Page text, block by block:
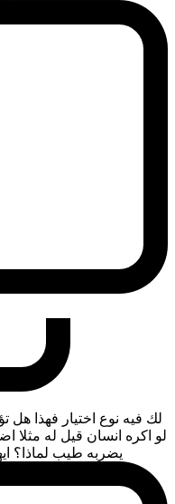
لك فيه نوع اختيار فهذا هل
لو اكره انسان قيل له مثلا
يضربه طيب لماذا؟